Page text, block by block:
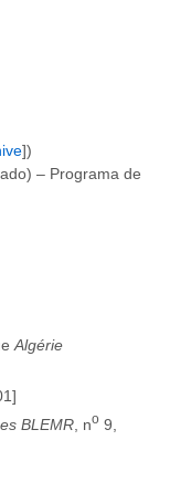
])
– Programa de
Algérie
BLEMR , no 9,